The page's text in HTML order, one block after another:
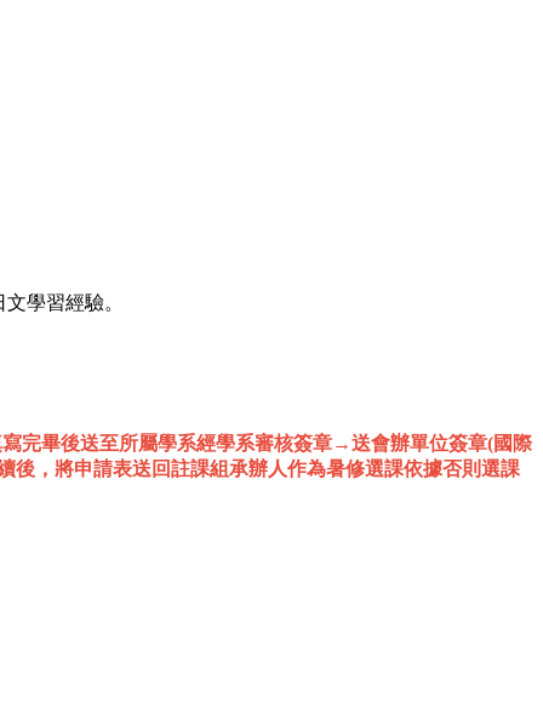
學習經驗。
完畢後送至所屬學系經學系審核簽章→送會辦單位簽章(國際
，將申請表送回註課組承辦人作為暑修選課依據否則選課